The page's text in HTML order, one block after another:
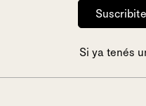
Si ya tenés